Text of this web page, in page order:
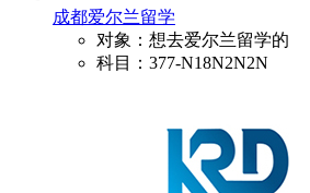
成都爱尔兰留学
对象：想去爱尔兰留学的
科目：377-N18N2N2N